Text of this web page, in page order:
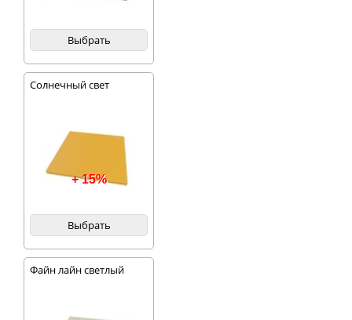
Выбрать
Солнечный свет
+ 15%
Выбрать
Файн лайн светлый